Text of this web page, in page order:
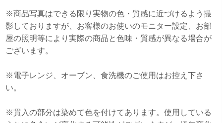
※商品写真はできる限り実物の色・質感に近づけるよう撮
影しておりますが、お客様のお使いのモニター設定、お部
屋の照明等により実際の商品と色味・質感が異なる場合が
ございます。
※電子レンジ、オーブン、食洗機のご使用はお控え下さ
い。
※貫入の部分は染めて色を付けてあります。使用している